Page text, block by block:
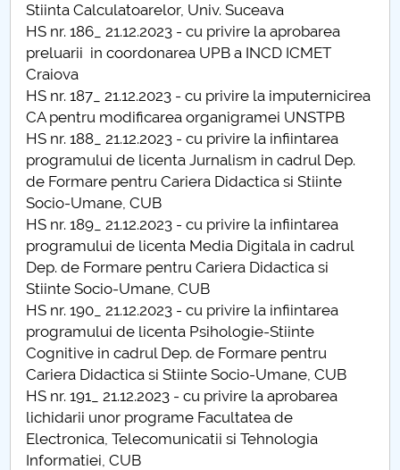
PNRR
Proiect PRIM STUD
Proiect SU-ETIC
Protecția datelor personale
UNIVERSITATE pentru comunitate
IOSUD/CSUD-Doctorate
Comisie de etica unversitară
Evenimente CUP
Accesibilitate pentru studenții cu dizabilități
Raportul Conducerii Centrului Universitar Pitești
privind implementarea Planului Operațional 2020-
2024
Stiinta Calculatoarelor, Univ. Suceava
HS nr. 186_ 21.12.2023 - cu privire la aprobarea
preluarii in coordonarea UPB a INCD ICMET
Craiova
HS nr. 187_ 21.12.2023 - cu privire la imputernicirea
CA pentru modificarea organigramei UNSTPB
HS nr. 188_ 21.12.2023 - cu privire la infiintarea
programului de licenta Jurnalism in cadrul Dep.
de Formare pentru Cariera Didactica si Stiinte
Socio-Umane, CUB
HS nr. 189_ 21.12.2023 - cu privire la infiintarea
programului de licenta Media Digitala in cadrul
Dep. de Formare pentru Cariera Didactica si
Stiinte Socio-Umane, CUB
HS nr. 190_ 21.12.2023 - cu privire la infiintarea
programului de licenta Psihologie-Stiinte
Cognitive in cadrul Dep. de Formare pentru
Cariera Didactica si Stiinte Socio-Umane, CUB
HS nr. 191_ 21.12.2023 - cu privire la aprobarea
lichidarii unor programe Facultatea de
Electronica, Telecomunicatii si Tehnologia
Informatiei, CUB